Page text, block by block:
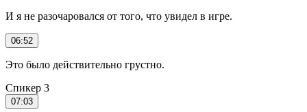
И я не разочаровался от того, что увидел в игре.
06:52
Это было действительно грустно.
Спикер 3
07:03